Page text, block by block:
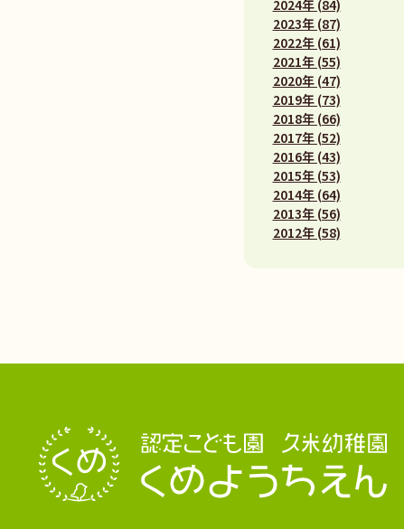
2024年 (84)
2023年 (87)
2022年 (61)
2021年 (55)
2020年 (47)
2019年 (73)
2018年 (66)
2017年 (52)
2016年 (43)
2015年 (53)
2014年 (64)
2013年 (56)
2012年 (58)